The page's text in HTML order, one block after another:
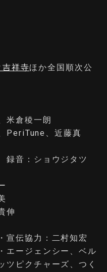
祥寺ほか全国順次公
米倉稜一朗
PeriTune、近藤真
音：ショウジタツ
伸
宣伝協力：二村知宏
エージェンシー、ベル
ツピクチャーズ、つく